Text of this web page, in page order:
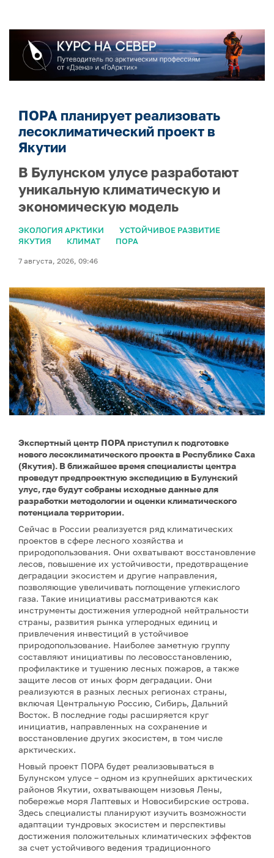
ПОРА планирует реализовать
лесоклиматический проект в
Якутии
В Булунском улусе разработают
уникальную климатическую и
экономическую модель
ЭКОЛОГИЯ АРКТИКИ
УСТОЙЧИВОЕ РАЗВИТИЕ
ЯКУТИЯ
КЛИМАТ ПОРА
7 августа, 2026, 09:46
Экспертный центр ПОРА приступил к подготовке
нового лесоклиматического проекта в Республике Саха
(Якутия). В ближайшее время специалисты центра
проведут предпроектную экспедицию в Булунский
улус, где будут собраны исходные данные для
разработки методологии и оценки климатического
потенциала территории.
Сейчас в России реализуется ряд климатических
проектов в сфере лесного хозяйства и
природопользования. Они охватывают восстановление
лесов, повышение их устойчивости, предотвращение
деградации экосистем и другие направления,
позволяющие увеличивать поглощение углекислого
газа. Такие инициативы рассматриваются как
инструменты достижения углеродной нейтральности
страны, развития рынка углеродных единиц и
привлечения инвестиций в устойчивое
природопользование. Наиболее заметную группу
составляют инициативы по лесовосстановлению,
профилактике и тушению лесных пожаров, а также
защите лесов от иных форм деградации. Они
реализуются в разных лесных регионах страны,
включая Центральную Россию, Сибирь, Дальний
Восток. В последние годы расширяется круг
инициатив, направленных на сохранение и
восстановление других экосистем, в том числе
арктических.
Новый проект ПОРА будет реализовываться в
Булунском улусе – одном из крупнейших арктических
районов Якутии, охватывающем низовья Лены,
побережье моря Лаптевых и Новосибирские острова.
Здесь специалисты планируют изучить возможности
адаптации тундровых экосистем и перспективы
достижения положительных климатических эффектов
за счет устойчивого ведения традиционного